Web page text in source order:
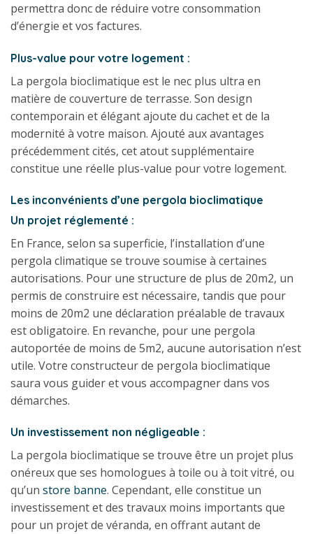
permettra donc de réduire votre consommation
d’énergie et vos factures.
Plus-value pour votre logement :
La pergola bioclimatique est le nec plus ultra en
matière de couverture de terrasse. Son design
contemporain et élégant ajoute du cachet et de la
modernité à votre maison. Ajouté aux avantages
précédemment cités, cet atout supplémentaire
constitue une réelle plus-value pour votre logement.
Les inconvénients d’une pergola bioclimatique
Un projet réglementé :
En France, selon sa superficie, l’installation d’une
pergola climatique se trouve soumise à certaines
autorisations. Pour une structure de plus de 20m2, un
permis de construire est nécessaire, tandis que pour
moins de 20m2 une déclaration préalable de travaux
est obligatoire. En revanche, pour une pergola
autoportée de moins de 5m2, aucune autorisation n’est
utile. Votre constructeur de pergola bioclimatique
saura vous guider et vous accompagner dans vos
démarches.
Un investissement non négligeable :
La pergola bioclimatique se trouve être un projet plus
onéreux que ses homologues à toile ou à toit vitré, ou
qu’un store banne. Cependant, elle constitue un
investissement et des travaux moins importants que
pour un projet de véranda, en offrant autant de